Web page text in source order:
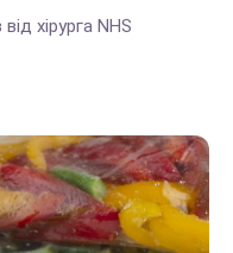
хірурга NHS